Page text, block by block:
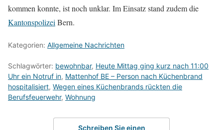
kommen konnte, ist noch unklar. Im Einsatz stand zudem die
Kantonspolizei Bern.
Kategorien: Allgemeine Nachrichten
Schlagwörter: bewohnbar, Heute Mittag ging kurz nach 11:00
Uhr ein Notruf in, Mattenhof BE – Person nach Küchenbrand
hospitalisiert, Wegen eines Küchenbrands rückten die
Berufsfeuerwehr, Wohnung
Schreiben Sie einen